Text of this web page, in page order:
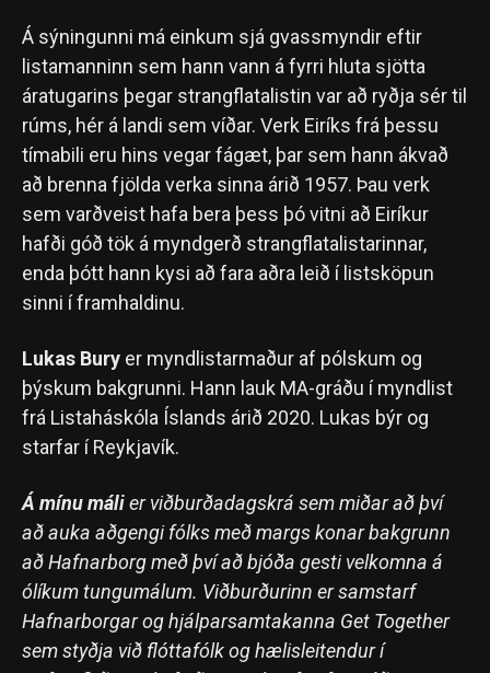
Á sýningunni má einkum sjá gvassmyndir eftir
listamanninn sem hann vann á fyrri hluta sjötta
áratugarins þegar strangflatalistin var að ryðja sér til
rúms, hér á landi sem víðar. Verk Eiríks frá þessu
tímabili eru hins vegar fágæt, þar sem hann ákvað
að brenna fjölda verka sinna árið 1957. Þau verk
sem varðveist hafa bera þess þó vitni að Eiríkur
hafði góð tök á myndgerð strangflatalistarinnar,
enda þótt hann kysi að fara aðra leið í listsköpun
sinni í framhaldinu.
Lukas Bury er myndlistarmaður af pólskum og
þýskum bakgrunni. Hann lauk MA-gráðu í myndlist
frá Listaháskóla Íslands árið 2020. Lukas býr og
starfar í Reykjavík.
Á mínu málier viðburðadagskrá sem miðar að því
að auka aðgengi fólks með margs konar bakgrunn
að Hafnarborg með því að bjóða gesti velkomna á
ólíkum tungumálum. Viðburðurinn er samstarf
Hafnarborgar og hjálparsamtakanna Get Together
sem styðja við flóttafólk og hælisleitendur í